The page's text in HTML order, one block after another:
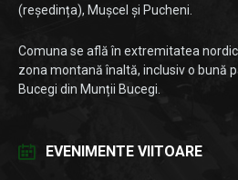
(reședința), Mușcel și Pucheni.
Comuna se află în extremitatea
zona montană înaltă, inclusiv o bună
Bucegi din Munții Bucegi.
EVENIMENTE VIITOARE